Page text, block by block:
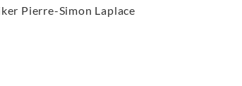
Pierre-Simon Laplace